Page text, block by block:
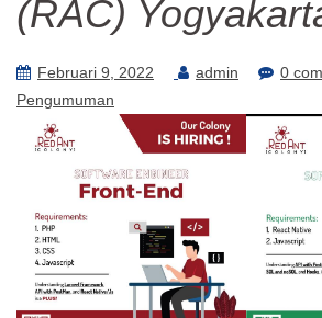
(RAC)
Februari 9, 2022 admin
0
Pengumuman